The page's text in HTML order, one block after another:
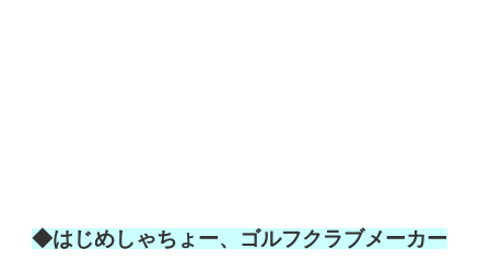
◆はじめしゃちょー、ゴルフクラブメーカー